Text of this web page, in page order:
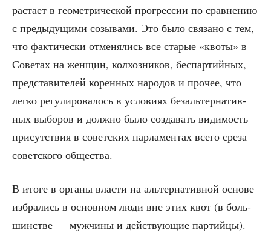
рас­та­ет в гео­мет­ри­че­ской про­грес­сии по срав­не­нию
с преды­ду­щи­ми созы­ва­ми. Это было свя­за­но с тем,
что фак­ти­че­ски отме­ня­лись все ста­рые «кво­ты» в
Сове­тах на жен­щин, кол­хоз­ни­ков, бес­пар­тий­ных,
пред­ста­ви­те­лей корен­ных наро­дов и про­чее, что
лег­ко регу­ли­ро­ва­лось в усло­ви­ях без­аль­тер­на­тив­
ных выбо­ров и долж­но было созда­вать види­мость
при­сут­ствия в совет­ских пар­ла­мен­тах все­го сре­за
совет­ско­го общества.
В ито­ге в орга­ны вла­сти на аль­тер­на­тив­ной осно­ве
избра­лись в основ­ном люди вне этих квот (в боль­
шин­стве — муж­чи­ны и дей­ству­ю­щие пар­тий­цы).